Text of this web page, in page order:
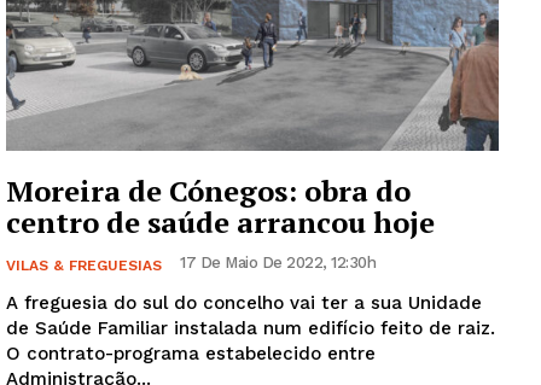
Guimarães, agora!
Institucional
Artigos
Edição Digital
Moreira de Cónegos: obra do
centro de saúde arrancou hoje
VILAS & FREGUESIAS 17 De Maio De 2022, 12:30h
A freguesia do sul do concelho vai ter a sua Unidade
de Saúde Familiar instalada num edifício feito de raiz.
O contrato-programa estabelecido entre
Administração...